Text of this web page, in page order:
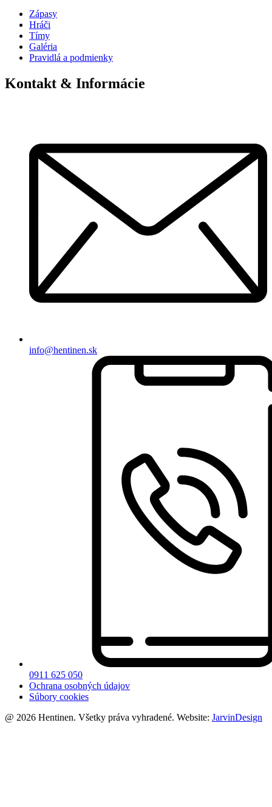
Zápasy
Hráči
Tímy
Galéria
Pravidlá a podmienky
Kontakt & Informácie
info@hentinen.sk
0911 625 050
Ochrana osobných údajov
Súbory cookies
@ 2026 Hentinen. Všetky práva vyhradené. Website: JarvinDesign